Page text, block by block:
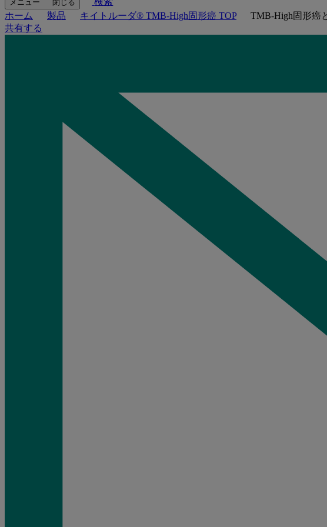
メニュー 閉じる
ホーム
製品 キイトルーダ® TMB-High固形癌 TOP
TMB-High固形癌
共有する